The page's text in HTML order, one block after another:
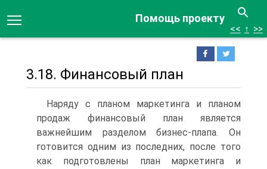
Помощь проекту
<< ↑ >>
3.18. Финансовый план
Наряду с планом маркетинга и планом
продаж финансовый план является
важнейшим разделом бизнес-плапа. Он
готовится одним из последних, после того
как подготовлены план маркетинга и